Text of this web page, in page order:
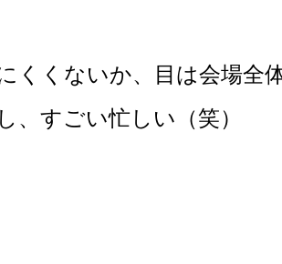
くくないか、目は会場全
、 すごい忙しい（笑）